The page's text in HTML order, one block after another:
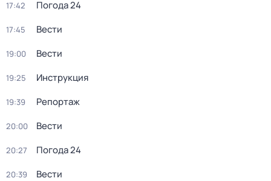
17:42 Погода 24
17:45 Вести
19:00 Вести
19:25 Инструкция
19:39 Репортаж
20:00 Вести
20:27 Погода 24
20:39 Вести